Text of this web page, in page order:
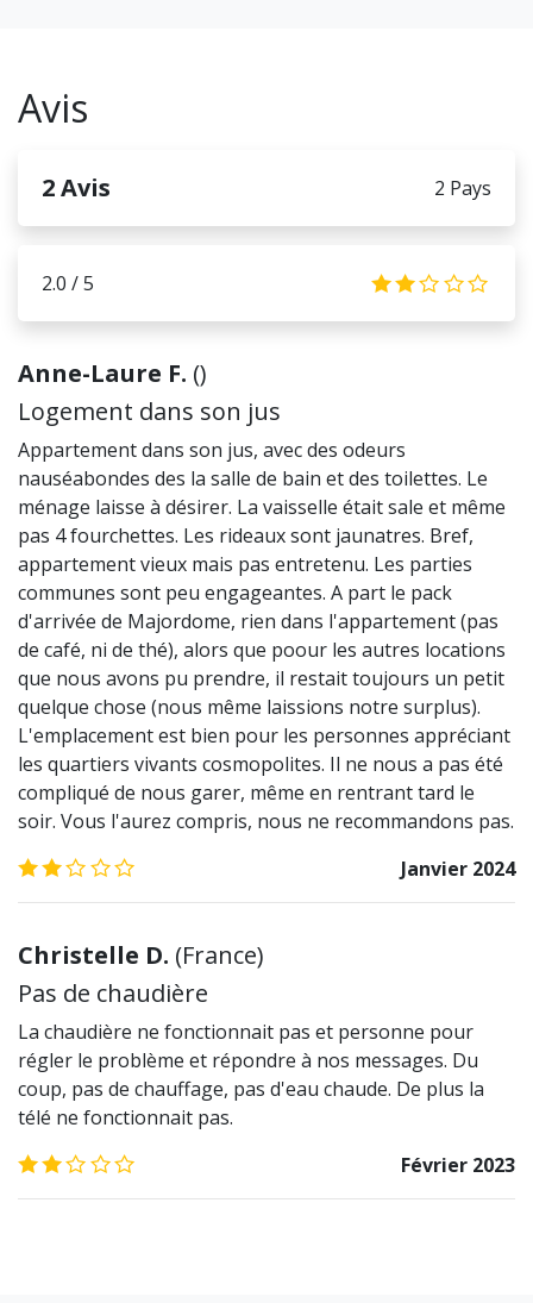
Avis
2Avis 2 Pays
2.0 / 5
Anne-Laure F. ()
Logement dans son jus
Appartement dans son jus, avec des odeurs
nauséabondes des la salle de bain et des toilettes. Le
ménage laisse à désirer. La vaisselle était sale et même
pas 4 fourchettes. Les rideaux sont jaunatres. Bref,
appartement vieux mais pas entretenu. Les parties
communes sont peu engageantes. A part le pack
d'arrivée de Majordome, rien dans l'appartement (pas
de café, ni de thé), alors que poour les autres locations
que nous avons pu prendre, il restait toujours un petit
quelque chose (nous même laissions notre surplus).
L'emplacement est bien pour les personnes appréciant
les quartiers vivants cosmopolites. Il ne nous a pas été
compliqué de nous garer, même en rentrant tard le
soir. Vous l'aurez compris, nous ne recommandons pas.
Janvier 2024
Christelle D. (France)
Pas de chaudière
La chaudière ne fonctionnait pas et personne pour
régler le problème et répondre à nos messages. Du
coup, pas de chauffage, pas d'eau chaude. De plus la
télé ne fonctionnait pas.
Février 2023